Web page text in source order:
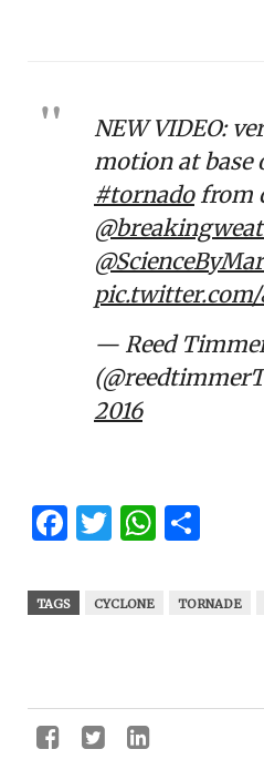
NEW VIDEO:
motion at base
#tornadofrom
pic.twitter.com/
— Reed
2016
Facebook
Twitter
TAGS CYCLONE TORNADE